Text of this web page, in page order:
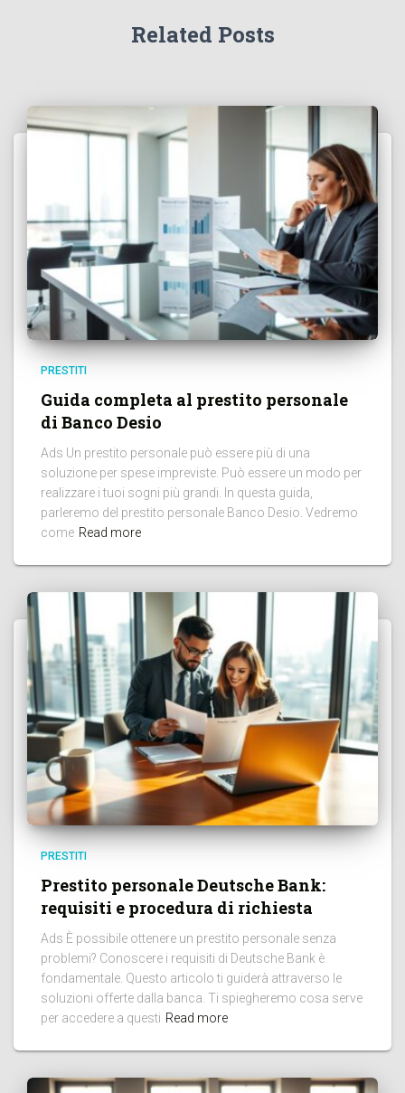
Related Posts
PRESTITI
Guida completa al prestito personale
di Banco Desio
Ads Un prestito personale può essere più di una
soluzione per spese impreviste. Può essere un modo per
realizzare i tuoi sogni più grandi. In questa guida,
parleremo del prestito personale Banco Desio. Vedremo
come Read more
PRESTITI
Prestito personale Deutsche Bank:
requisiti e procedura di richiesta
Ads È possibile ottenere un prestito personale senza
problemi? Conoscere i requisiti di Deutsche Bank è
fondamentale. Questo articolo ti guiderà attraverso le
soluzioni offerte dalla banca. Ti spiegheremo cosa serve
per accedere a questi Read more